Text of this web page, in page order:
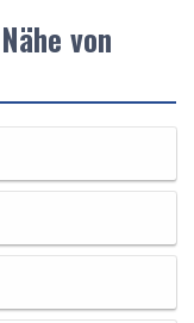
von